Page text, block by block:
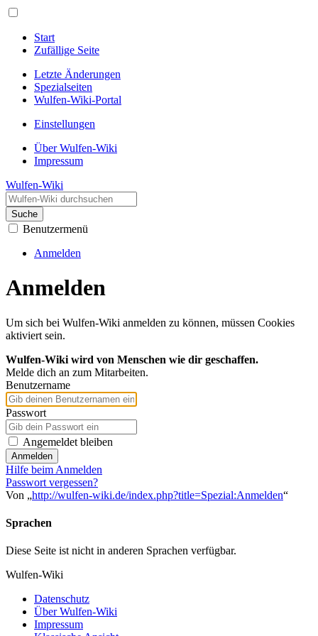
Start
Zufällige Seite
Letzte Änderungen
Spezialseiten
Wulfen-Wiki-Portal
Einstellungen
Über Wulfen-Wiki
Impressum
Wulfen-Wiki
Suche
Benutzermenü
Anmelden
Anmelden
Um sich bei Wulfen-Wiki anmelden zu können, müssen Cookies
aktiviert sein.
Wulfen-Wiki wird von Menschen wie dir geschaffen.
Melde dich an zum Mitarbeiten.
Benutzername
Passwort
Angemeldet bleiben
Anmelden
Hilfe beim Anmelden
Passwort vergessen?
Von „http://wulfen-wiki.de/index.php?title=Spezial:Anmelden“
Sprachen
Diese Seite ist nicht in anderen Sprachen verfügbar.
Wulfen-Wiki
Datenschutz
Über Wulfen-Wiki
Impressum